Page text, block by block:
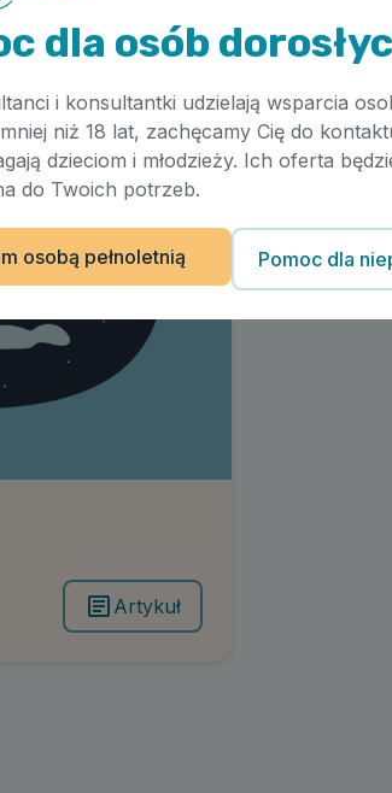
Artykuł
Data publikacji
Autor: Mikołaj
dla osób
i konsultantki udzielają wsparcia
niż 18 lat, zachęcamy Cię do
dzieciom i młodzieży. Ich oferta
do Twoich potrzeb.
osobą pełnoletnią Pomoc dla